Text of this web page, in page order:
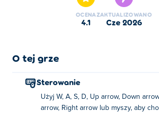
żetony, aby odblokować klucz i uciec.
bronie, a nawet skorzystaj z pomocy
Jak grać w Bo's Bedroom?
Użyj WASD, klawiszy strzałek, myszki, a
iść w określonym kierunku. Zbliż się do
wejść z nimi w interakcję.
OCENA
4.1
ZAKTUALIZOWANO
cze 2026
O tej grze
Sterowanie
Użyj W, A, S, D, Up arrow, Down
arrow, Right arrow lub myszy, aby